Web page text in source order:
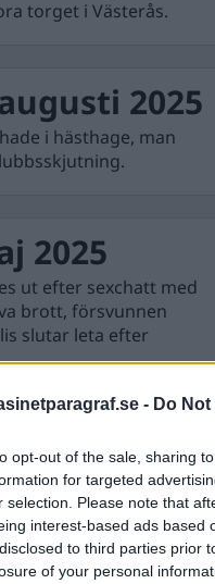
- Do
opt-out of the sale, sharing
for targeted
selection. Please note that
interest-based ads based
to third parties prior
of your personal
torget i Västerås.
2025
i hästhage, man
2025
ut efter sexchatt med
brott, försvunnen
slutar leta efter
2024
för medhjälp till
forskningscenter och